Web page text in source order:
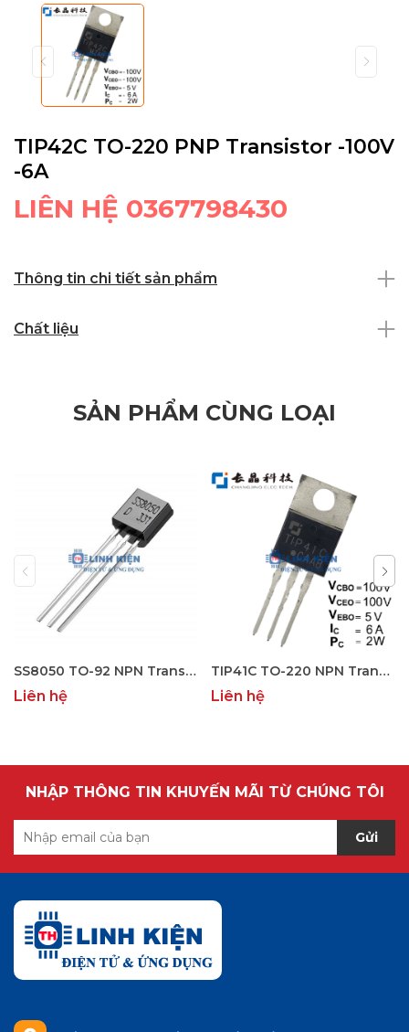
TIP42C TO-220 PNP Transistor -100V
-6A
LIÊN HỆ 0367798430
Thông tin chi tiết sản phẩm
Chất liệu
SẢN PHẨM CÙNG LOẠI
SS8050 TO-92 NPN Transistor 25V/1.5A
Liên hệ
TIP41C TO-220 NPN Transistor 100V 6A
Liên hệ
NHẬP THÔNG TIN KHUYẾN MÃI TỪ CHÚNG TÔI
Gửi